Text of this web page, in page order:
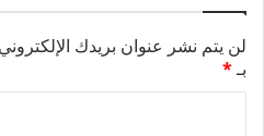
لن يتم نشر عنوان بريدك
بـ*